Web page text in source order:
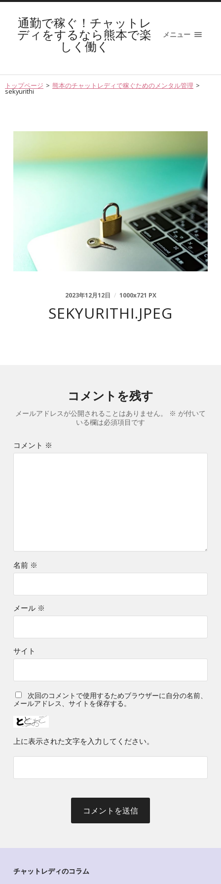
通勤で稼ぐ！チャットレ
ディをするなら熊本で楽
しく働く
メニュー
トップページ > 熊本のチャットレディで稼ぐためのメンタル管理 >
sekyurithi
2023年12月12日 / 1000x721 PX
SEKYURITHI.JPEG
コメントを残す
メールアドレスが公開されることはありません。 ※ が付いて
いる欄は必須項目です
コメント ※
名前 ※
メール ※
サイト
次回のコメントで使用するためブラウザーに自分の名前、
メールアドレス、サイトを保存する。
上に表示された文字を入力してください。
チャットレディのコラム